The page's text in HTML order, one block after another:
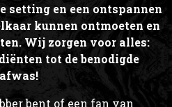
setting en een ontspannen
kunnen ontmoeten en
Wij zorgen voor alles:
tot de benodigde
bent of een fan van